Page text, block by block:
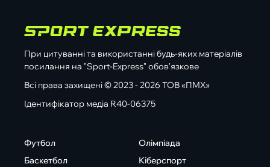
При цитуванні та використанні будь-яких матеріалів
посилання на "Sport-Express" обов'язкове
Всі права захищені © 2023 - 2026 ТОВ «ПМХ»
Ідентифікатор медіа R40-06375
Футбол
Баскетбол
Олімпіада
Кіберспорт